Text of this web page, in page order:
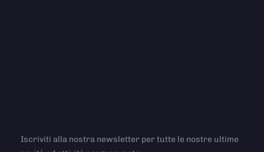
Iscriviti alla nostra newsletter per tutte le nostre ultime